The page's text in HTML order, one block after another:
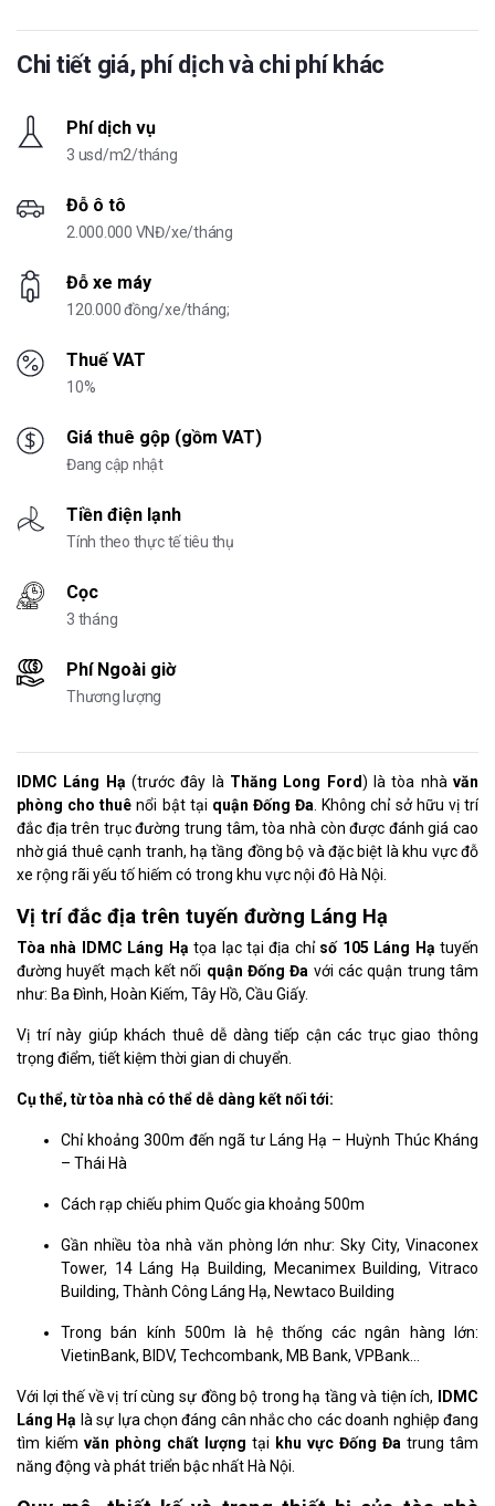
Chi tiết giá, phí dịch và chi phí khác
Phí dịch vụ
3 usd/m2/tháng
Đỗ ô tô
2.000.000 VNĐ/xe/tháng
Đỗ xe máy
120.000 đồng/xe/tháng;
Thuế VAT
10%
Giá thuê gộp (gồm VAT)
Đang cập nhật
Tiền điện lạnh
Tính theo thực tế tiêu thụ
Cọc
3 tháng
Phí Ngoài giờ
Thương lượng
IDMC Láng Hạ (trước đây là Thăng Long Ford) là tòa nhàvăn
phòng cho thuênổi bật tại quận Đống Đa . Không chỉ sở hữu vị trí
đắc địa trên trục đường trung tâm, tòa nhà còn được đánh giá cao
nhờ giá thuê cạnh tranh, hạ tầng đồng bộ và đặc biệt là khu vực đỗ
xe rộng rãi yếu tố hiếm có trong khu vực nội đô Hà Nội.
Vị trí đắc địa trên tuyến đường Láng Hạ
Tòa nhà IDMC Láng Hạ tọa lạc tại địa chỉ số 105 Láng Hạtuyến
đường huyết mạch kết nối quận Đống Đa với các quận trung tâm
như: Ba Đình, Hoàn Kiếm, Tây Hồ, Cầu Giấy.
Vị trí này giúp khách thuê dễ dàng tiếp cận các trục giao thông
trọng điểm, tiết kiệm thời gian di chuyển.
Cụ thể, từ tòa nhà có thể dễ dàng kết nối tới:
Chỉ khoảng 300m đến ngã tư Láng Hạ – Huỳnh Thúc Kháng
– Thái Hà
Cách rạp chiếu phim Quốc gia khoảng 500m
Gần nhiều tòa nhà văn phòng lớn như: Sky City, Vinaconex
Tower, 14 Láng Hạ Building, Mecanimex Building, Vitraco
Building, Thành Công Láng Hạ, Newtaco Building
Trong bán kính 500m là hệ thống các ngân hàng lớn:
VietinBank, BIDV, Techcombank, MB Bank, VPBank…
Với lợi thế về vị trí cùng sự đồng bộ trong hạ tầng và tiện ích,
IDMC
Láng Hạ là sự lựa chọn đáng cân nhắc cho các doanh nghiệp đang
tìm kiếm văn phòng chất lượng tại khu vực Đống Đa trung tâm
năng động và phát triển bậc nhất Hà Nội.